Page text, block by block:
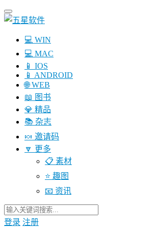
💻 WIN
💻 MAC
📱 IOS
📱 ANDROID
🌐 WEB
📖 图书
💎 精品
📚 杂志
🍬 邀请码
🔽 更多
📋 素材
⭐ 趣图
📧 资讯
登录 注册